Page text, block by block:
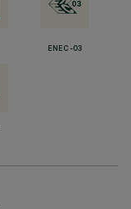
ENEC-03